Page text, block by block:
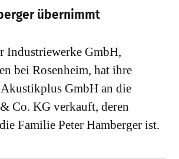
übernimmt
Industriewerke GmbH,
bei Rosenheim, hat ihre
GmbH an die
Co. KG verkauft, deren
Familie Peter Hamberger ist.